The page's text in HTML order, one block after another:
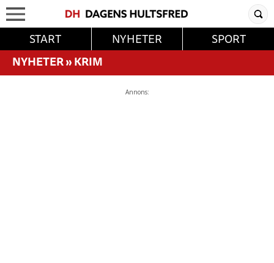
START NYHETER
SPORT
NYHETER»KRIM
Annons: